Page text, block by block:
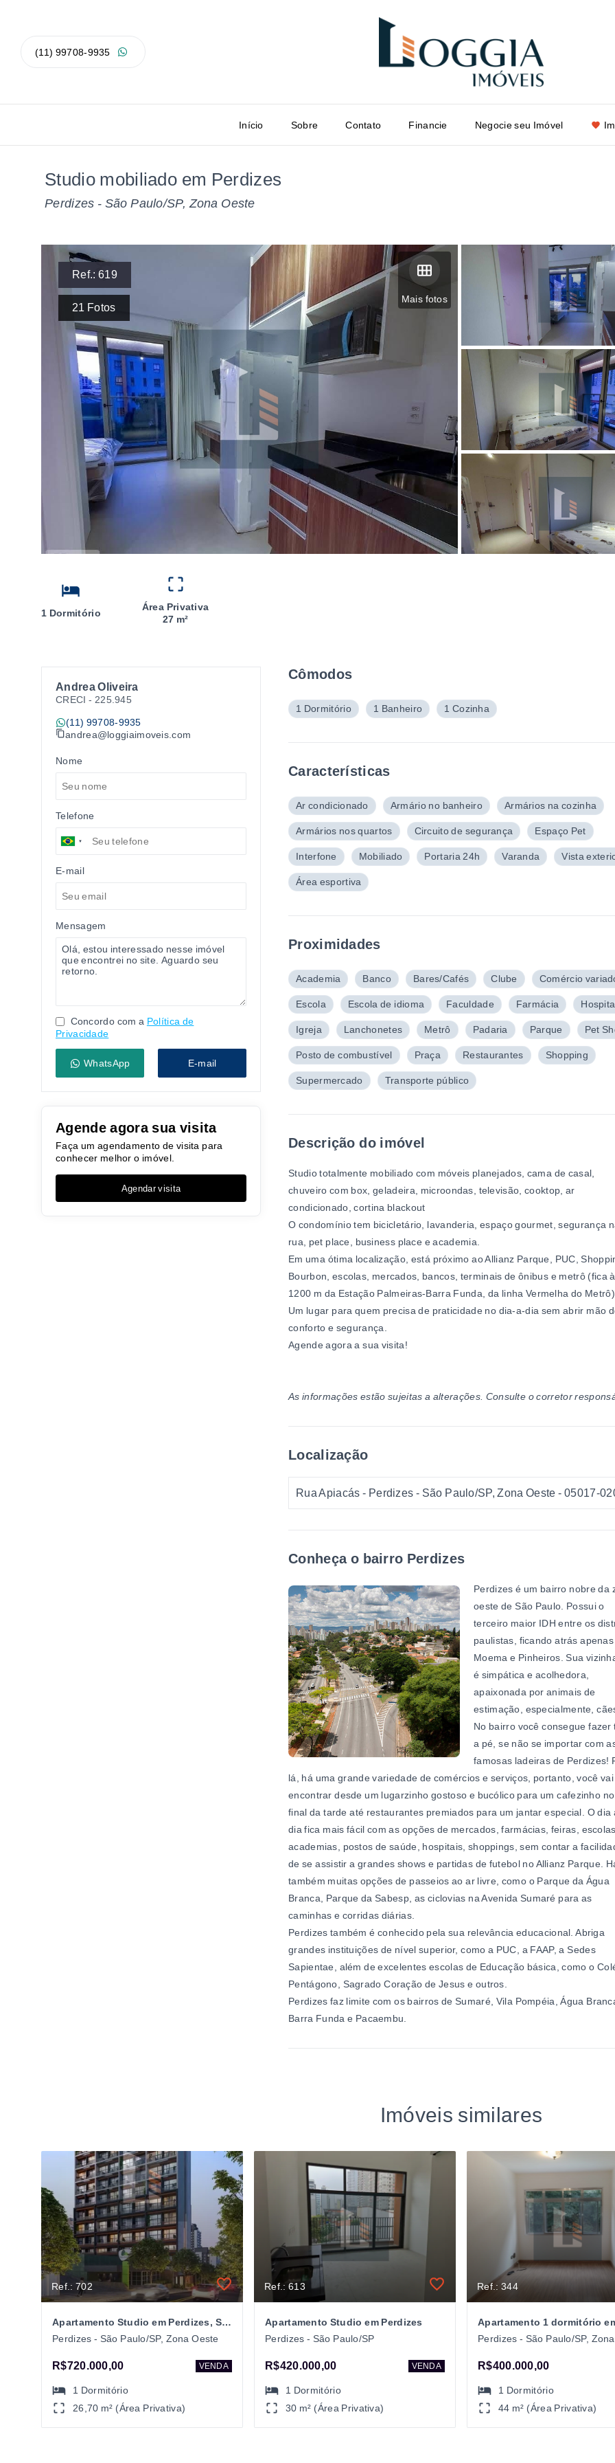
(11) 99708-9935
Início Sobre Contato Financie Negocie seu Imóvel
Studio mobiliado em Perdizes
Perdizes - São Paulo/SP, Zona Oeste
Mais fotos
Ref.:619
21 Fotos
1 Dormitório
Área Privativa
27 m²
Andrea Oliveira
CRECI - 225.945
(11) 99708-9935
andrea@loggiaimoveis.com
Nome
Telefone
E-mail
Mensagem
Concordo com a Política de
Privacidade
WhatsApp E-mail
Agende agora sua visita
Faça um agendamento de visita para
conhecer melhor o imóvel.
Agendar visita
Cômodos
1 Dormitório 1 Banheiro 1 Cozinha
Características
Ar condicionado Armário no banheiro Armários na cozinha
Armários nos quartos Circuito de segurança Espaço Pet
Interfone Mobiliado Portaria 24h Varanda Vista
Área esportiva
Proximidades
Academia Banco Bares/Cafés Clube Comércio
Escola Escola de idioma Faculdade Farmácia
Igreja Lanchonetes Metrô Padaria Parque Pet
Posto de combustível Praça Restaurantes Shopping
Supermercado Transporte público
Descrição do imóvel
Studio totalmente mobiliado com móveis planejados, cama de casal,
chuveiro com box, geladeira, microondas, televisão, cooktop, ar
condicionado, cortina blackout
O condomínio tem bicicletário, lavanderia, espaço gourmet, segurança
rua, pet place, business place e academia.
Em uma ótima localização, está próximo ao Allianz Parque, PUC,
Bourbon, escolas, mercados, bancos, terminais de ônibus e metrô (fica à
1200 m da Estação Palmeiras-Barra Funda, da linha Vermelha do
Um lugar para quem precisa de praticidade no dia-a-dia sem abrir mão
conforto e segurança.
Agende agora a sua visita!
As informações estão sujeitas a alterações. Consulte o corretor
Localização
Rua Apiacás - Perdizes - São Paulo/SP, Zona Oeste - 05017-
Conheça o bairro Perdizes
Perdizes é um bairro nobre da
oeste de São Paulo. Possui o
terceiro maior IDH entre os
paulistas, ficando atrás
Moema e Pinheiros. Sua
é simpática e acolhedora,
apaixonada por animais de
estimação, especialmente,
No bairro você consegue fazer
a pé, se não se importar com
famosas ladeiras de Perdizes!
lá, há uma grande variedade de comércios e serviços, portanto, você vai
encontrar desde um lugarzinho gostoso e bucólico para um cafezinho no
final da tarde até restaurantes premiados para um jantar especial. O dia
dia fica mais fácil com as opções de mercados, farmácias, feiras,
academias, postos de saúde, hospitais, shoppings, sem contar a
de se assistir a grandes shows e partidas de futebol no Allianz Parque.
também muitas opções de passeios ao ar livre, como o Parque da Água
Branca, Parque da Sabesp, as ciclovias na Avenida Sumaré para as
caminhas e corridas diárias.
Perdizes também é conhecido pela sua relevância educacional. Abriga
grandes instituições de nível superior, como a PUC, a FAAP, a Sedes
Sapientae, além de excelentes escolas de Educação básica, como o
Pentágono, Sagrado Coração de Jesus e outros.
Perdizes faz limite com os bairros de Sumaré, Vila Pompéia, Água
Barra Funda e Pacaembu.
Imóveis similares
Ref.: 702
Apartamento Studio em Perdizes, São Paulo/SP
Perdizes - São Paulo/SP, Zona Oeste
R$720.000,00 VENDA
1 Dormitório
26,70 m² (Área Privativa)
Ref.: 613
Apartamento Studio em Perdizes
Perdizes - São Paulo/SP
R$420.000,00 VENDA
1 Dormitório
30 m² (Área Privativa)
Ref.: 344
Perdizes - São Paulo/SP,
R$400.000,00
1 Dormitório
44 m² (Área Privativa)